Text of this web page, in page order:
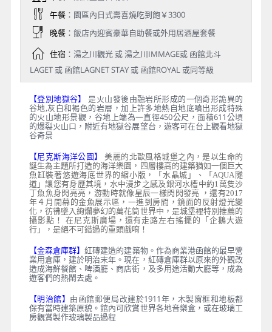
午餐：園區內日式壽喜燒吃到飽￥3300
晚餐：飯店內迎賓豪華自助餐或外用居酒屋套餐
住宿：湯之川觀光 或 湯之川IMMAGE或 函館北斗
LAGET 或 函館LAGNET STAY 或 函館ROYAL 或同等級
【登別地獄谷】是火山發後由融岩所形成的一個奇形詭異的
谷地,灰白和褐色的岩層，加上許多地熱自地底噴出形成特殊
的火山地形景觀，谷地上端為一直徑450公尺，面積611公頃
的爆裂火山口，附近有地獄谷展望台，遊客可在台上觀看地獄
谷奇景
【尼克斯海洋公園】美麗的北歐風格城堡之內，是以生命的
誕生為主題所打造的海洋樂園，四層樓高的建築猶如一個巨大
魚缸裝著悠遊海底世界的縮小版，「水晶城」、「AQUA隧
道」讓您有身歷其境，水中漫步之感及銀河水槽中約1萬隻沙
丁魚魚身閃亮亮，游動時就像星辰一樣閃閃發亮 ，還有2017
年４月開幕的金魚展示區，一進到房間，鏡面的反射燈光變
化，彷彿墜入絢爛夢幻的萬花筒世界中，是城堡裡特別推薦的
攝影點！ 在尼克斯廣場，還有走路左右搖擺的「企鵝大遊
行」，是絕不可錯過的重頭戲唷！
【金森倉庫群】紅磚建造的建築物。作為商業港函館的最早營
業用倉庫，建於明治末年。現在，紅磚倉庫群以原來的外觀改
造成海鮮餐館、啤酒廳、商店街，及多用途活動大廳等，成為
遊客們的熱鬧去處。
【明治館】 由函館郵便局改建於1911年，木製窗框和地板都
保有當時建築原貌。館內可欣賞世界各地音樂盒，或在玻璃工
房觀賞製作玻璃製品過程